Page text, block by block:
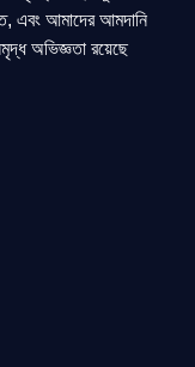
এবং আমাদের আমদানি
অভিজ্ঞতা রয়েছে